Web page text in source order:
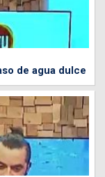
de agua dulce